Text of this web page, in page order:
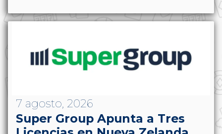
7 agosto, 2026
Super Group Apunta a Tres